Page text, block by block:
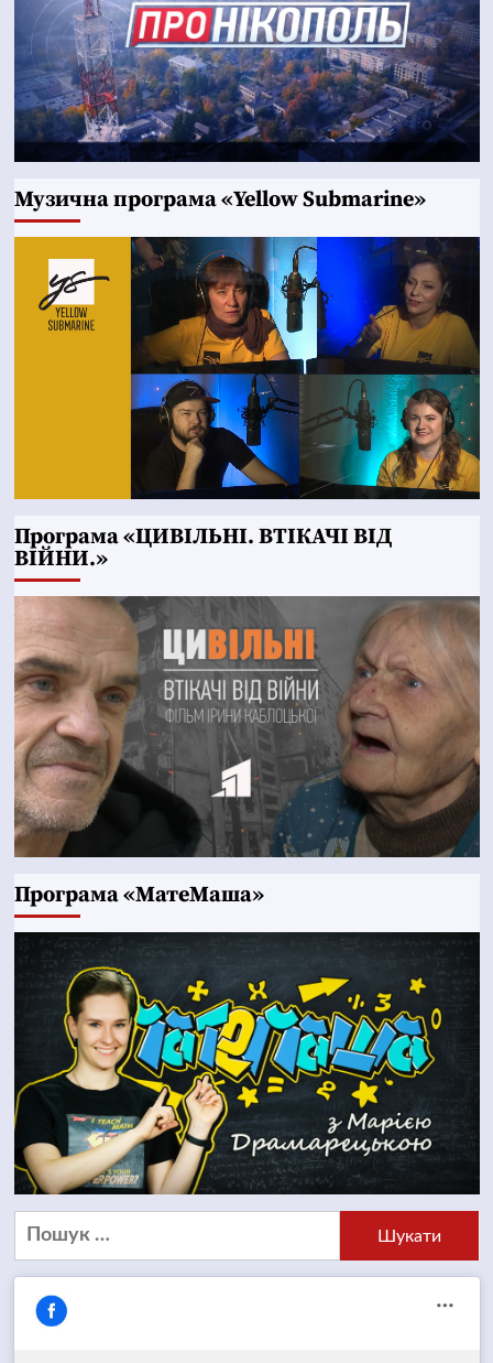
Музична програма «Yellow Submarine»
Програма «ЦИВІЛЬНІ. ВТІКАЧІ ВІД
ВІЙНИ.»
Програма «МатеМаша»
Пошук: